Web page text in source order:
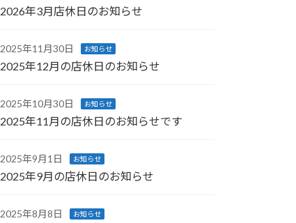
2026年3月店休日のお知らせ
2025年11月30日 お知らせ
2025年12月の店休日のお知らせ
2025年10月30日 お知らせ
2025年11月の店休日のお知らせです
2025年9月1日 お知らせ
2025年9月の店休日のお知らせ
2025年8月8日 お知らせ